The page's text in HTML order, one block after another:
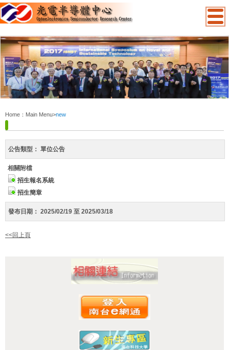
Home： Main Menu>new
公告類型： 單位公告
相關附檔
招生報名系統
招生簡章
發布日期： 2025/02/19 至 2025/03/18
<<回上頁